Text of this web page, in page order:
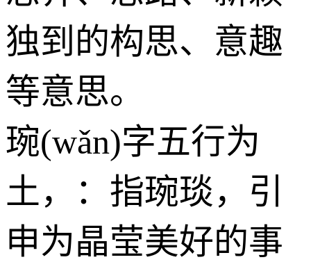
独到的构思、意趣
等意思。
琬(wǎn)字五行为
土，：指琬琰，引
申为晶莹美好的事